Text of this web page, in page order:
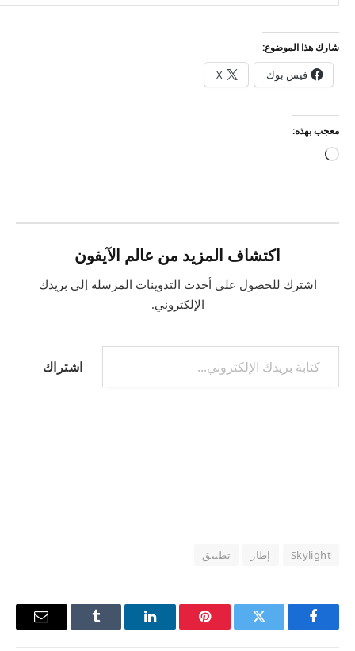
شارك هذا الموضوع:
فيس بوك X
معجب بهذه:
جاري
اكتشاف المزيد من عالم الآيفون
اشترك للحصول على أحدث التدوينات المرسلة إلى بريدك
الإلكتروني.
كتابة بريدك الإلكتروني...
اشتراك
Skylight إطار تطبيق
فيسبوك تويتر بينتيريستلينكدإن Tumblr
البريد